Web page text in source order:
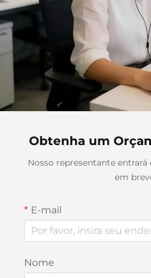
Obtenha um
Nosso representante
em
E-mail
Nome